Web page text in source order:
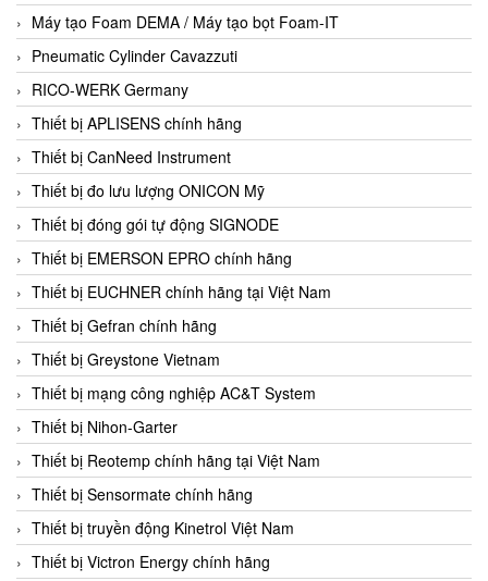
Máy tạo Foam DEMA / Máy tạo bọt Foam-IT
Pneumatic Cylinder Cavazzuti
RICO-WERK Germany
Thiết bị APLISENS chính hãng
Thiết bị CanNeed Instrument
Thiết bị đo lưu lượng ONICON Mỹ
Thiết bị đóng gói tự động SIGNODE
Thiết bị EMERSON EPRO chính hãng
Thiết bị EUCHNER chính hãng tại Việt Nam
Thiết bị Gefran chính hãng
Thiết bị Greystone Vietnam
Thiết bị mạng công nghiệp AC&T System
Thiết bị Nihon-Garter
Thiết bị Reotemp chính hãng tại Việt Nam
Thiết bị Sensormate chính hãng
Thiết bị truyền động Kinetrol Việt Nam
Thiết bị Victron Energy chính hãng